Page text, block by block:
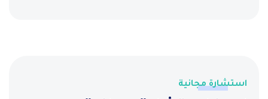
استشارة مجانية